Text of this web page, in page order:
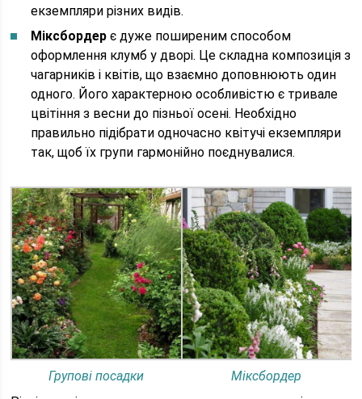
екземпляри різних видів.
Міксбордер є дуже поширеним способом
оформлення клумб у дворі. Це складна композиція з
чагарників і квітів, що взаємно доповнюють один
одного. Його характерною особливістю є тривале
цвітіння з весни до пізньої осені. Необхідно
правильно підібрати одночасно квітучі екземпляри
так, щоб їх групи гармонійно поєднувалися.
Групові посадки
Міксбордер